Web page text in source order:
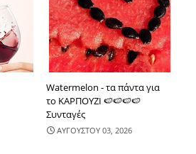
Watermelon - τα πάντα για
το ΚΑΡΠΟΥΖΙ 🍉🍉🍉🍉
Συνταγές
ΑΥΓΟΥΣΤΟΥ 03, 2026